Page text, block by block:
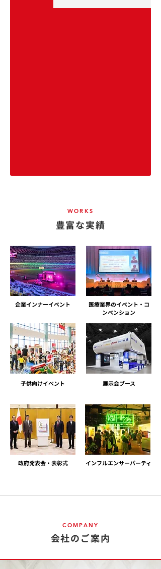
WORKS
豊富な実績
​企業インナーイベント
医療業界のイベント・コ
ンベンション
子供向けイベント 展示会ブース
政府発表会・表彰式 インフルエンサーパーティ
COMPANY
会社のご案内